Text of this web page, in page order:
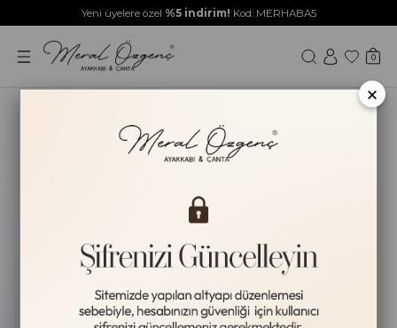
Yeni üyelere özel %5 indirim! Kod: MERHABA5
0
×